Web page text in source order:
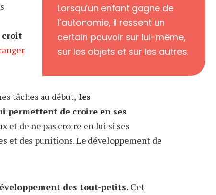
Lorsqu’un enfant gagne de
l’autonomie, il ressent un
certain pouvoir sur lui-même,
sur les objets et sur les autres.
croit
tâches au début, les
permettent de croire en ses
et de ne pas croire en lui si ses
et des punitions. Le développement de
des tout-petits. Cet